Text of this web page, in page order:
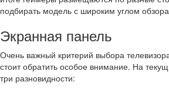
подбирать модель с широким углом
Экранная панель
Очень важный критерий выбора
стоит обратить особое внимание. На
три разновидности: